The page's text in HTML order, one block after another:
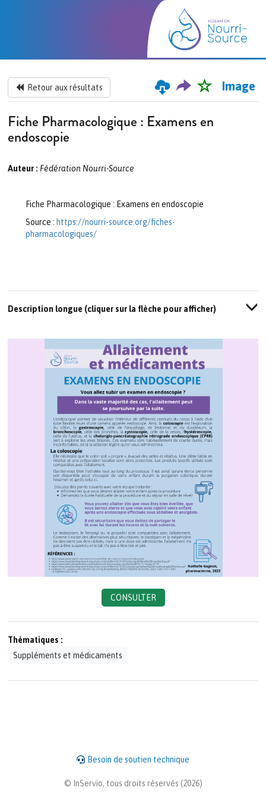
Retour aux résultats Image
Fiche Pharmacologique : Examens en
endoscopie
Auteur : Fédération Nourri-Source
Fiche Pharmacologique : Examens en endoscopie
Source : https://nourri-source.org/fiches-
pharmacologiques/
Description longue (cliquer sur la flèche pour afficher)
CONSULTER
Thématiques :
Suppléments et médicaments
Besoin de soutien technique
© InServio, tous droits réservés (2026)